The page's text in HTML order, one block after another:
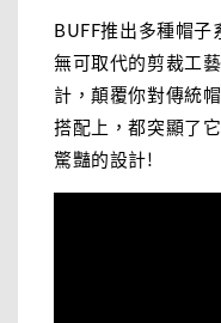
BUFF推出多種帽
無可取代的剪裁工
計，顛覆你對傳統
搭配上，都突顯了
驚豔的設計!